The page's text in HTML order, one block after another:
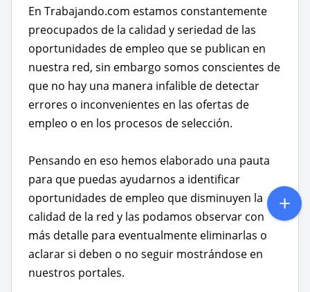
En Trabajando.com estamos constantemente
preocupados de la calidad y seriedad de las
oportunidades de empleo que se publican en
nuestra red, sin embargo somos conscientes de
que no hay una manera infalible de detectar
errores o inconvenientes en las ofertas de
empleo o en los procesos de selección.
Pensando en eso hemos elaborado una pauta
para que puedas ayudarnos a identificar
oportunidades de empleo que disminuyen la
calidad de la red y las podamos observar con
más detalle para eventualmente eliminarlas o
aclarar si deben o no seguir mostrándose en
nuestros portales.